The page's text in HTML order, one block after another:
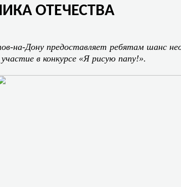
ОТЕЧЕСТВА
на-Дону предоставляет ребятам шанс
в конкурсе «Я рисую папу!».